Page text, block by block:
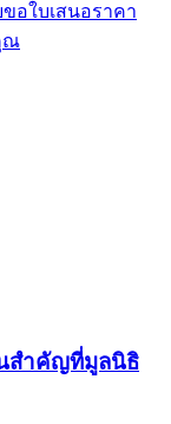
ขอใบเสนอราคา
ณ
นสำคัญที่มูลนิธิ